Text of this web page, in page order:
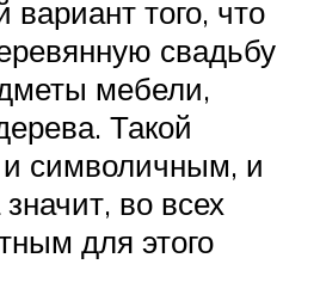
того, что
свадьбу
мебели,
Такой
и символичным, и
во всех
для этого